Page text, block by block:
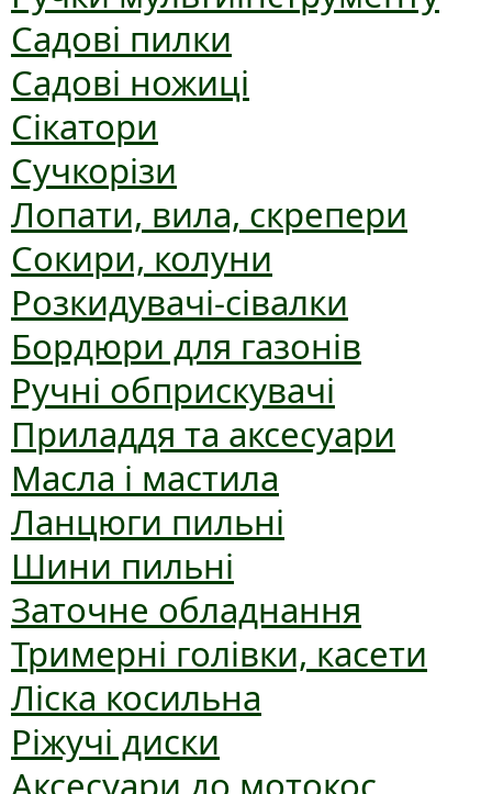
Садові пилки
Садові ножиці
Сікатори
Сучкорізи
Лопати, вила, скрепери
Сокири, колуни
Розкидувачі-сівалки
Бордюри для газонів
Ручні обприскувачі
Приладдя та аксесуари
Масла і мастила
Ланцюги пильні
Шини пильні
Заточне обладнання
Тримерні голівки, касети
Ліска косильна
Ріжучі диски